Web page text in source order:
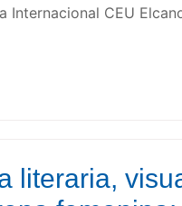
CEU
literaria,